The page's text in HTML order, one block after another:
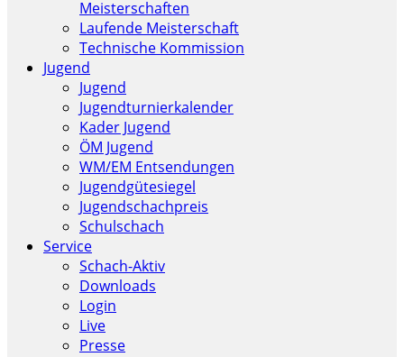
Meisterschaften
Laufende Meisterschaft
Technische Kommission
Jugend
Jugend
Jugendturnierkalender
Kader Jugend
ÖM Jugend
WM/EM Entsendungen
Jugendgütesiegel
Jugendschachpreis
Schulschach
Service
Schach-Aktiv
Downloads
Login
Live
Presse